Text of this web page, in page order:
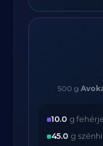
500 g
10.0 g
45.0 g